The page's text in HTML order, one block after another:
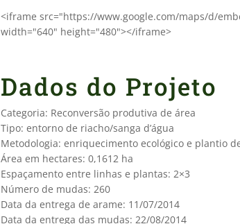
<iframe src="https://www.google.com/maps/d/
width="640" height="480"></iframe>
Dados do Projeto
Categoria: Reconversão produtiva de área
Tipo: entorno de riacho/sanga d’água
Metodologia: enriquecimento ecológico e plantio
Área em hectares: 0,1612 ha
Espaçamento entre linhas e plantas: 2×3
Número de mudas: 260
Data da entrega de arame: 11/07/2014
Data da entrega das mudas: 22/08/2014